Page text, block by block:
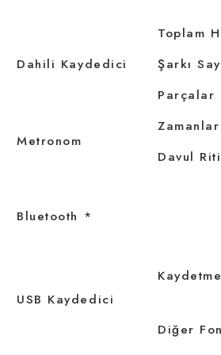
Dahili Kaydedici
Toplam
Şarkı
Parçalar
Metronom
Zamanlar
Davul
Bluetooth *
USB Kaydedici
Diğer